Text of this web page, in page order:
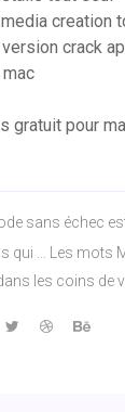
creation
crack
gratuit pour
sans échec
qui ... Les mots
les coins de